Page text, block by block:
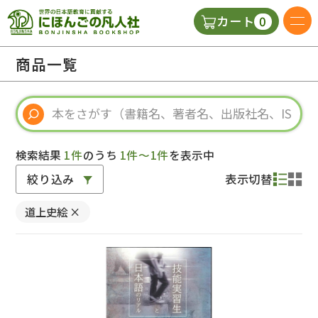
カート 0
視聴覚・補助教材
教師用参考書
商品一覧
検索結果 1件のうち 1件～1件を表示中
絞り込み 表示切替
道上史絵 ×